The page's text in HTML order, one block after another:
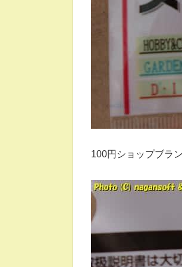
100円ショップブラ